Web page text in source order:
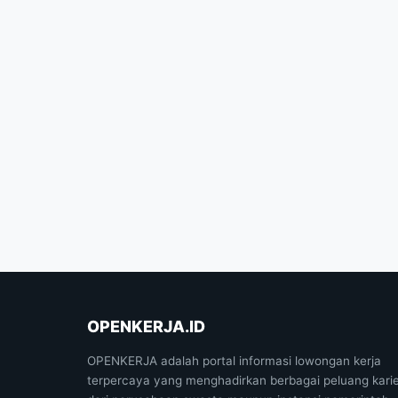
OPENKERJA.ID
OPENKERJA adalah portal informasi lowongan kerja
terpercaya yang menghadirkan berbagai peluang